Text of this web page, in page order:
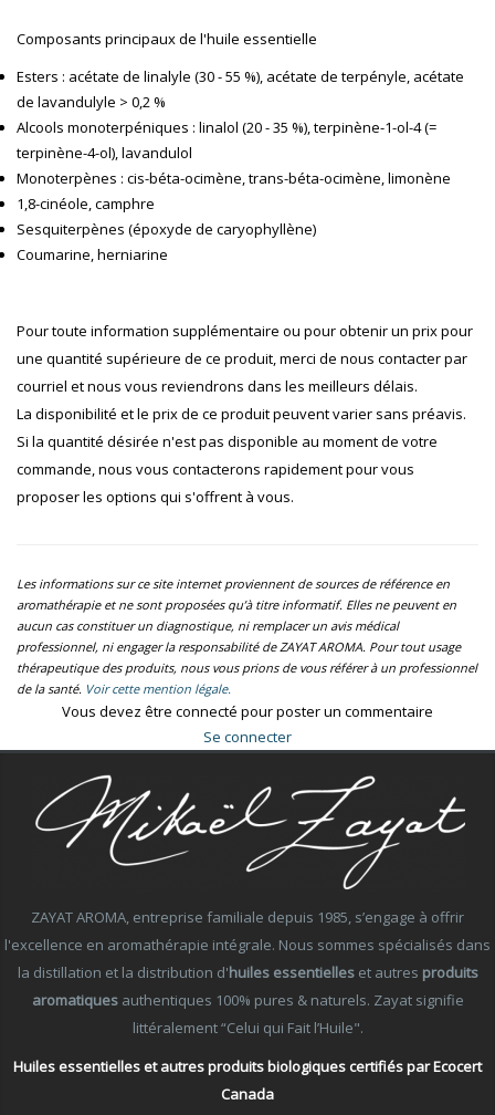
Composants principaux de l'huile essentielle
Esters : acétate de linalyle (30 - 55 %), acétate de terpényle, acétate
de lavandulyle > 0,2 %
Alcools monoterpéniques : linalol (20 - 35 %), terpinène-1-ol-4 (=
terpinène-4-ol), lavandulol
Monoterpènes : cis-béta-ocimène, trans-béta-ocimène, limonène
1,8-cinéole, camphre
Sesquiterpènes (époxyde de caryophyllène)
Coumarine, herniarine
Pour toute information supplémentaire ou pour obtenir un prix pour
une quantité supérieure de ce produit, merci de nous contacter par
courriel et nous vous reviendrons dans les meilleurs délais.
La disponibilité et le prix de ce produit peuvent varier sans préavis.
Si la quantité désirée n'est pas disponible au moment de votre
commande, nous vous contacterons rapidement pour vous
proposer les options qui s'offrent à vous.
Les informations sur ce site internet proviennent de sources de référence en
aromathérapie et ne sont proposées qu’à titre informatif. Elles ne peuvent en
aucun cas constituer un diagnostique, ni remplacer un avis médical
professionnel, ni engager la responsabilité de ZAYAT AROMA. Pour tout usage
thérapeutique des produits, nous vous prions de vous référer à un professionnel
de la santé. Voir cette mention légale.
Vous devez être connecté pour poster un commentaire
Se connecter
ZAYAT AROMA, entreprise familiale depuis 1985, s’engage à offrir
l'excellence en aromathérapie intégrale. Nous sommes spécialisés dans
la distillation et la distribution d'huiles essentielleset autres produits
aromatiquesauthentiques 100% pures & naturels. Zayat signifie
littéralement “Celui qui Fait l’Huile".
Huiles essentielles et autres produits biologiques certifiés par Ecocert
Canada